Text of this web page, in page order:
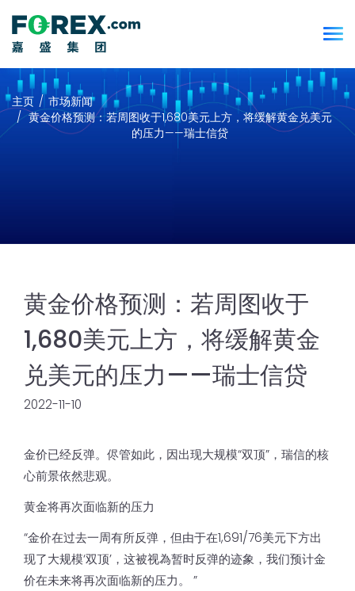
主页
市场新闻
黄金价格预测：若周图收于1,680美元上方，将缓解黄金兑美元
的压力——瑞士信贷
黄金价格预测：若周图收于
1,680美元上方，将缓解黄金
兑美元的压力——瑞士信贷
2022-11-10
金价已经反弹。侭管如此，因出现大规模“双顶”，瑞信的核
心前景依然悲观。
黄金将再次面临新的压力
“金价在过去一周有所反弹，但由于在1,691/76美元下方出
现了大规模‘双顶’，这被视為暂时反弹的迹象，我们预计金
价在未来将再次面临新的压力。 ”